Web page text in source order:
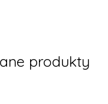
produkty